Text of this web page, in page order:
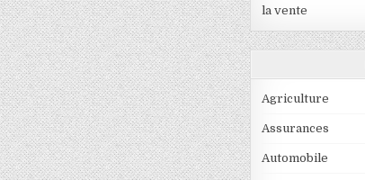
la vente
Agriculture
Assurances
Automobile